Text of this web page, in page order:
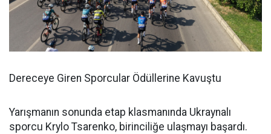
Dereceye Giren Sporcular Ödüllerine Kavuştu
Yarışmanın sonunda etap klasmanında Ukraynalı
sporcu Krylo Tsarenko, birinciliğe ulaşmayı başardı.